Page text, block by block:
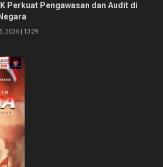
Perkuat Pengawasan dan Audit di
2026 | 13:29